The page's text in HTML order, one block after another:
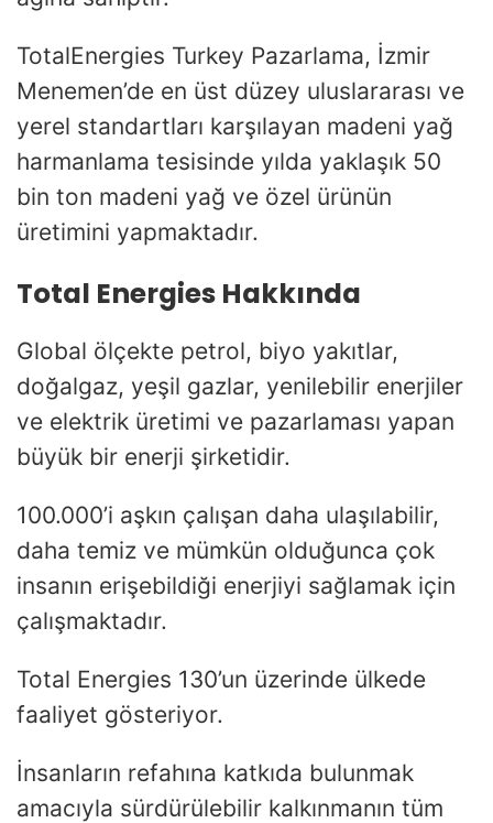
TotalEnergies Turkey Pazarlama, İzmir
Menemen’de en üst düzey uluslararası ve
yerel standartları karşılayan madeni yağ
harmanlama tesisinde yılda yaklaşık 50
bin ton madeni yağ ve özel ürünün
üretimini yapmaktadır.
Total Energies Hakkında
Global ölçekte petrol, biyo yakıtlar,
doğalgaz, yeşil gazlar, yenilebilir enerjiler
ve elektrik üretimi ve pazarlaması yapan
büyük bir enerji şirketidir.
100.000’i aşkın çalışan daha ulaşılabilir,
daha temiz ve mümkün olduğunca çok
insanın erişebildiği enerjiyi sağlamak için
çalışmaktadır.
Total Energies 130’un üzerinde ülkede
faaliyet gösteriyor.
İnsanların refahına katkıda bulunmak
amacıyla sürdürülebilir kalkınmanın tüm